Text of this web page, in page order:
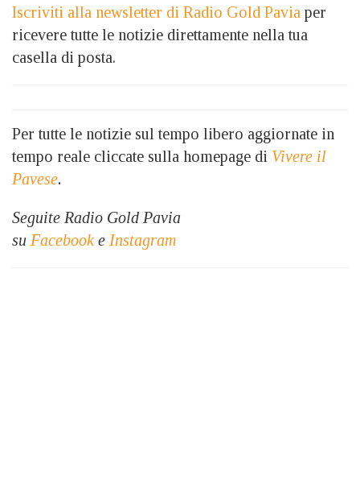
Iscriviti alla newsletter di Radio Gold Pavia per
ricevere tutte le notizie direttamente nella tua
casella di posta.
Per tutte le notizie sul tempo libero aggiornate in
tempo reale cliccate sulla homepage di Vivere il
Pavese.
Seguite Radio Gold Pavia
su Facebook e Instagram